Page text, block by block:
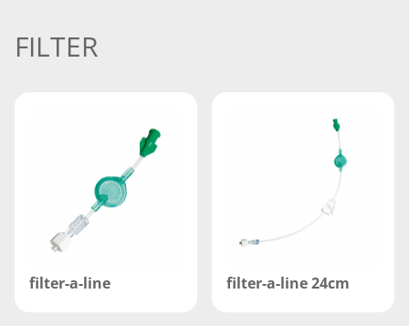
FILTER
filter-a-line filter-a-line 24cm